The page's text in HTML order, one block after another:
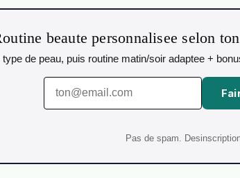
beaute personnalisee selon
de peau, puis routine matin/soir adaptee +
Pas de spam.